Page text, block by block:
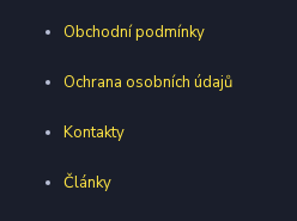
Obchodní podmínky
Ochrana osobních údajů
Kontakty
Články